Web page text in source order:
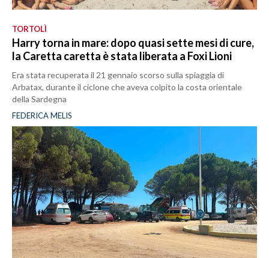
TORTOLÌ
Harry torna in mare: dopo quasi sette mesi di cure,
la Caretta caretta è stata liberata a Foxi Lioni
Era stata recuperata il 21 gennaio scorso sulla spiaggia di
Arbatax, durante il ciclone che aveva colpito la costa orientale
della Sardegna
FEDERICA MELIS